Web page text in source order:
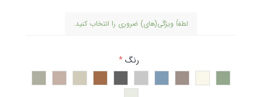
لطفاً ویژگی(های) ضروری را انتخاب کنید.
رنگ*